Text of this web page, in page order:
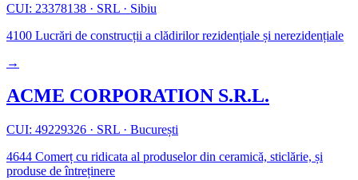
CUI: 23378138 · SRL · Sibiu
4100 Lucrări de construcții a clădirilor rezidențiale și nerezidențiale
→
ACME CORPORATION S.R.L.
CUI: 49229326 · SRL · București
4644 Comerț cu ridicata al produselor din ceramică, sticlărie, și
produse de întreținere